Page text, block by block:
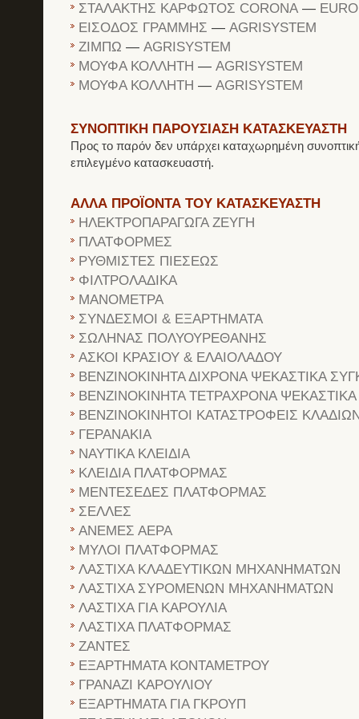
ΣΤΑΛΑΚΤΗΣ ΚΑΡΦΩΤΟΣ CORONA —
ΕΙΣΟΔΟΣ ΓΡΑΜΜΗΣ — AGRISYSTEM
ΖΙΜΠΩ — AGRISYSTEM
ΜΟΥΦΑ ΚΟΛΛΗΤΗ — AGRISYSTEM
ΜΟΥΦΑ ΚΟΛΛΗΤΗ — AGRISYSTEM
ΣΥΝΟΠΤΙΚΗ ΠΑΡΟΥΣΙΑΣΗ ΚΑΤΑΣΚΕΥΑΣΤΗ
Προς το παρόν δεν υπάρχει καταχωρημένη
επιλεγμένο κατασκευαστή.
ΑΛΛΑ ΠΡΟΪΟΝΤΑ ΤΟΥ ΚΑΤΑΣΚΕΥΑΣΤΗ
ΗΛΕΚΤΡΟΠΑΡΑΓΩΓΑ ΖΕΥΓΗ
ΠΛΑΤΦΟΡΜΕΣ
ΡΥΘΜΙΣΤΕΣ ΠΙΕΣΕΩΣ
ΦΙΛΤΡΟΛΑΔΙΚΑ
ΜΑΝΟΜΕΤΡΑ
ΣΥΝΔΕΣΜΟΙ & ΕΞΑΡΤΗΜΑΤΑ
ΣΩΛΗΝΑΣ ΠΟΛΥΟΥΡΕΘΑΝΗΣ
ΑΣΚΟΙ ΚΡΑΣΙΟΥ & ΕΛΑΙΟΛΑΔΟΥ
ΒΕΝΖΙΝΟΚΙΝΗΤΑ ΔΙΧΡΟΝΑ ΨΕΚΑΣΤΙΚΑ
ΒΕΝΖΙΝΟΚΙΝΗΤΑ ΤΕΤΡΑΧΡΟΝΑ
ΒΕΝΖΙΝΟΚΙΝΗΤΟΙ ΚΑΤΑΣΤΡΟΦΕΙΣ
ΓΕΡΑΝΑΚΙΑ
ΝΑΥΤΙΚΑ ΚΛΕΙΔΙΑ
ΚΛΕΙΔΙΑ ΠΛΑΤΦΟΡΜΑΣ
ΜΕΝΤΕΣΕΔΕΣ ΠΛΑΤΦΟΡΜΑΣ
ΣΕΛΛΕΣ
ΑΝΕΜΕΣ ΑΕΡΑ
ΜΥΛΟΙ ΠΛΑΤΦΟΡΜΑΣ
ΛΑΣΤΙΧΑ ΚΛΑΔΕΥΤΙΚΩΝ ΜΗΧΑΝΗΜΑΤΩΝ
ΛΑΣΤΙΧΑ ΣΥΡΟΜΕΝΩΝ ΜΗΧΑΝΗΜΑΤΩΝ
ΛΑΣΤΙΧΑ ΓΙΑ ΚΑΡΟΥΛΙΑ
ΛΑΣΤΙΧΑ ΠΛΑΤΦΟΡΜΑΣ
ΖΑΝΤΕΣ
ΕΞΑΡΤΗΜΑΤΑ ΚΟΝΤΑΜΕΤΡΟΥ
ΓΡΑΝΑΖΙ ΚΑΡΟΥΛΙΟΥ
ΕΞΑΡΤΗΜΑΤΑ ΓΙΑ ΓΚΡΟΥΠ